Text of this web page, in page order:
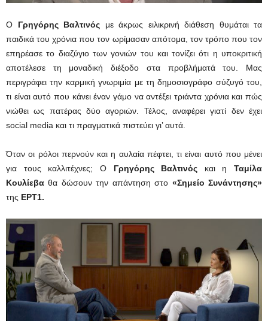
Ο Γρηγόρης Βαλτινός με άκρως ειλικρινή διάθεση θυμάται τα
παιδικά του χρόνια που τον ωρίμασαν απότομα, τον τρόπο που τον
επηρέασε το διαζύγιο των γονιών του και τονίζει ότι η υποκριτική
αποτέλεσε τη μοναδική διέξοδο στα προβλήματά του. Μας
περιγράφει την καρμική γνωριμία με τη δημοσιογράφο σύζυγό του,
τι είναι αυτό που κάνει έναν γάμο να αντέξει τριάντα χρόνια και πώς
νιώθει ως πατέρας δύο αγοριών. Τέλος, αναφέρει γιατί δεν έχει
social media και τι πραγματικά πιστεύει γι’ αυτά.
Όταν οι ρόλοι περνούν και η αυλαία πέφτει, τι είναι αυτό που μένει
για τους καλλιτέχνες; Ο Γρηγόρης Βαλτινός και η Ταμίλα
Κουλίεβα θα δώσουν την απάντηση στο «Σημείο Συνάντησης»
της ΕΡΤ1.